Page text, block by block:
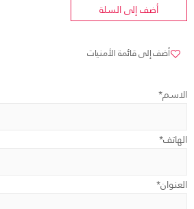
أضف إلى السلة
أضف إلى قائمة الأمنيات
الاسم*
الهاتف*
العنوان*